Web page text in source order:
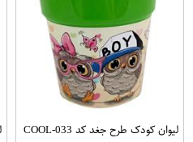
لیوان کودک طرح جغد کد COOL-033